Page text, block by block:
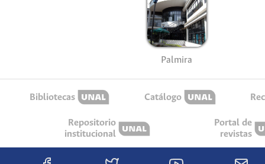
Palmira
Bibliotecas Catálogo
Repositorio
institucional
Portal de
revistas